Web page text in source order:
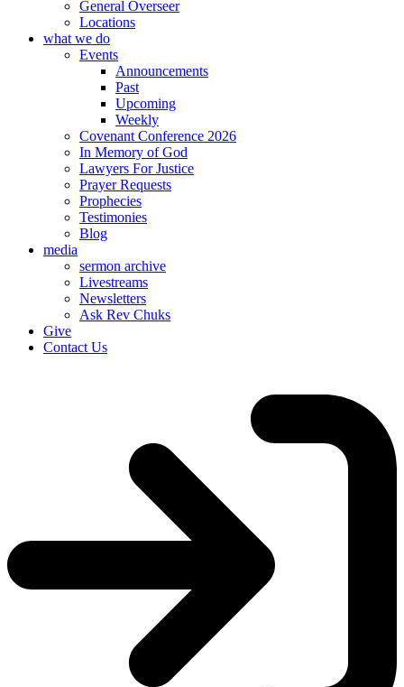
General Overseer
Locations
what we do
Events
Announcements
Past
Upcoming
Weekly
Covenant Conference 2026
In Memory of God
Lawyers For Justice
Prayer Requests
Prophecies
Testimonies
Blog
media
sermon archive
Livestreams
Newsletters
Ask Rev Chuks
Give
Contact Us